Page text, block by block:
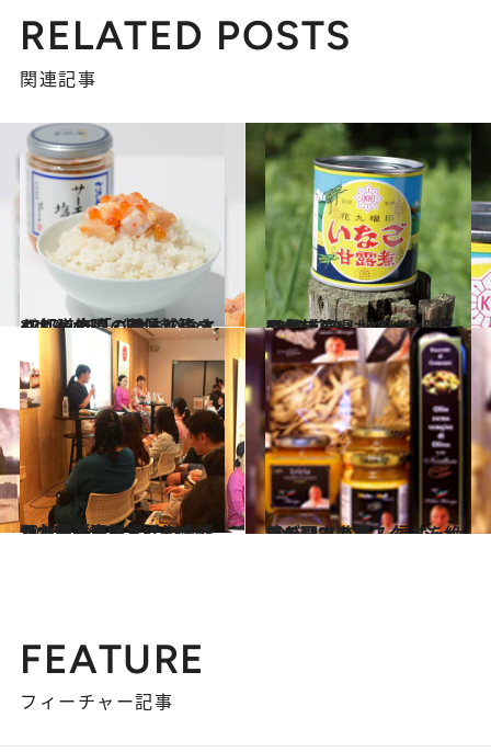
RELATED POSTS
関連記事
2017.8.17
47都道府県の美味しいすぐれもの 「ごはんのおとも」～北陸・甲信越篇～
グルメ 2017.1.23
47都道府県 地元スーパーのおいしいもの～北陸・甲信越篇～
グルメ
2016.7.16
かつて「裏日本」と呼ばれた日本海側 その魅力を酒井順子さんと話しました！
ライフスタイル 2013.4.1
シチリアの超スターシェフが日本進出！ 福井を絶賛の理由
旅＆お出かけ
FEATURE
フィーチャー記事